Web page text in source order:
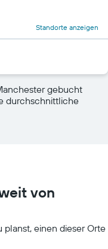
Standorte anzeigen
gebucht
durchschnittliche
von
einen dieser Orte